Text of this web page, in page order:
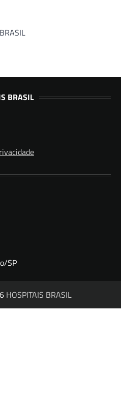
BRASIL
SP
HOSPITAIS BRASIL